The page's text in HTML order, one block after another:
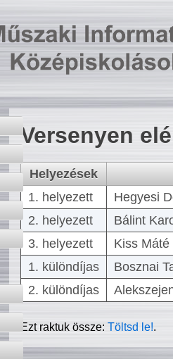
Versenyen
Helyezések
1. helyezett
Hegyesi
2. helyezett
Bálint
3. helyezett
Kiss
1. különdíjas
Bosznai
2. különdíjas
Ezt raktuk össze:Töltsd le!.